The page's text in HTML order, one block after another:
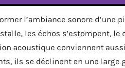
l’ambiance sonore d’une
les échos s’estompent,
acoustique conviennent
ils se déclinent en une